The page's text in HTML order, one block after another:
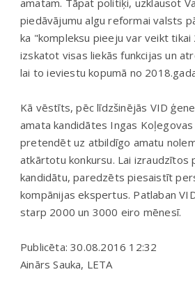
piedāvājumu algu reformai valsts
ka "kompleksu pieeju var veikt tikai
izskatot visas liekās funkcijas un
lai to ieviestu kopumā no
Kā vēstīts, pēc līdzšinējās VID
amata kandidātes Ingas
pretendēt uz atbildīgo amatu
atkārtotu konkursu. Lai izraudzītos
kandidātu, paredzēts piesaistīt
kompānijas ekspertus. Patlaban
starp 2000 un 3000 eiro mēnesī.
Publicēta: 30.08.2016 12:32
Ainārs Sauka, LETA